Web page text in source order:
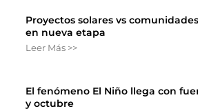
Proyectos solares vs
en nueva etapa
Leer Más >>
El fenómeno El Niño llega con
y octubre